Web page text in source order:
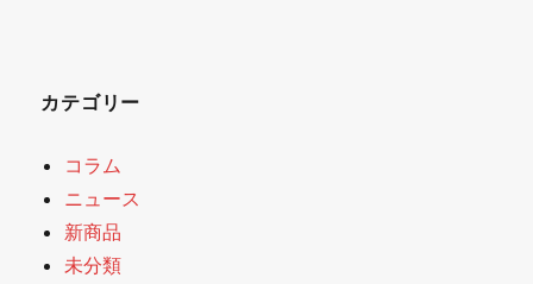
カテゴリー
コラム
ニュース
新商品
未分類